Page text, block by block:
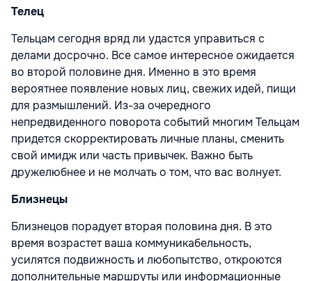
Телец
Тельцам сегодня вряд ли удастся управиться с
делами досрочно. Все самое интересное ожидается
во второй половине дня. Именно в это время
вероятнее появление новых лиц, свежих идей, пищи
для размышлений. Из-за очередного
непредвиденного поворота событий многим Тельцам
придется скорректировать личные планы, сменить
свой имидж или часть привычек. Важно быть
дружелюбнее и не молчать о том, что вас волнует.
Близнецы
Близнецов порадует вторая половина дня. В это
время возрастет ваша коммуникабельность,
усилятся подвижность и любопытство, откроются
дополнительные маршруты или информационные